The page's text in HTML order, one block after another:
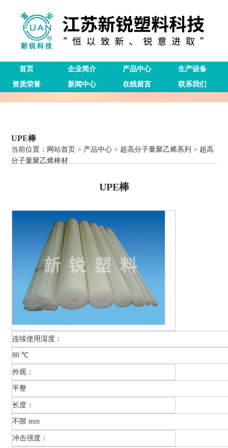
首页 企业简介 产品中心
生产设备
资质荣誉
新闻中心 在线留言 联系我们
UPE棒
当前位置： 网站首页 > 产品中心 > 超高分子量聚乙烯系列 > 超高
分子量聚乙烯棒材
UPE棒
连续使用湿度：
80 ℃
外观：
平整
长度：
不限 mm
冲击强度：